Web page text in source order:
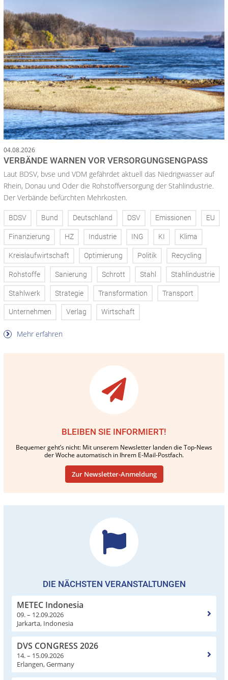
04.08.2026
VERBÄNDE WARNEN VOR VERSORGUNGSENGPASS
Laut BDSV, bvse und VDM gefährdet aktuell das Niedrigwasser auf
Rhein, Donau und Oder die Rohstoffversorgung der Stahlindustrie.
Der Verbände befürchten Mehrkosten.
BDSV Bund Deutschland DSV Emissionen EU
Finanzierung HZ Industrie ING KI Klima
Kreislaufwirtschaft Optimierung Politik Recycling
Rohstoffe Sanierung Schrott Stahl Stahlindustrie
Stahlwerk Strategie Transformation Transport
Unternehmen Verlag Wirtschaft
Mehr erfahren
BLEIBEN SIE INFORMIERT!
Bequemer geht’s nicht: Mit unserem Newsletter landen die Top-News
der Woche automatisch in Ihrem E-Mail-Postfach.
Zur Newsletter-Anmeldung
DIE NÄCHSTEN VERANSTALTUNGEN
METEC Indonesia
09. – 12.09.2026
Jarkarta, Indonesia
DVS CONGRESS 2026
14. – 15.09.2026
Erlangen, Germany